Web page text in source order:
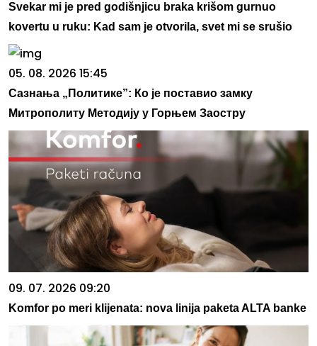
Svekar mi je pred godišnjicu braka krišom gurnuo
kovertu u ruku: Kad sam je otvorila, svet mi se srušio
05. 08. 2026 15:45
Сазнања „Политике”: Ко је поставио замку
Митрополиту Методију у Горњем Заостру
09. 07. 2026 09:20
Komfor po meri klijenata: nova linija paketa ALTA banke